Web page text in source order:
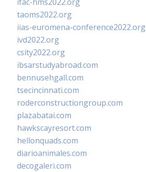
taoms2022.org
iias-euromena-conference2022.org
ivd2022.org
csity2022.org
ibsarstudyabroad.com
bennusehgall.com
tsecincinnati.com
roderconstructiongroup.com
plazabatai.com
hawkscayresort.com
hellonquads.com
diarioanimales.com
decogaleri.com